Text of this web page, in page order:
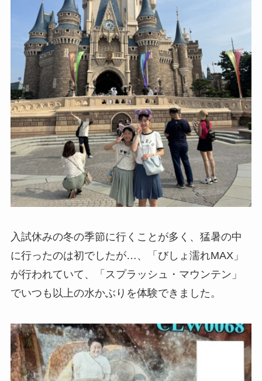
入試休みの冬の季節に行くことが多く、猛暑の中
に行ったのは初でしたが…、「びしょ濡れMAX」
が行われていて、「スプラッシュ・マウンテン」
でいつも以上の水かぶりを体験できました。